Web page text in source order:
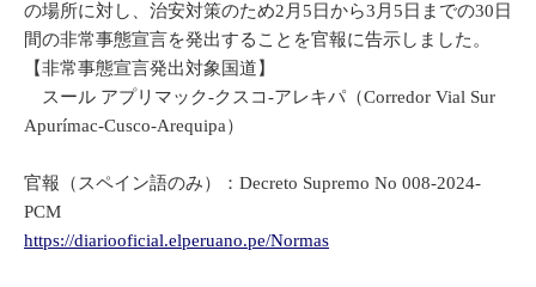
の場所に対し、治安対策のため2月5日から3月5日までの30日
間の非常事態宣言を発出することを官報に告示しました。
【非常事態宣言発出対象国道】
スール アプリマック-クスコ-アレキパ（Corredor Vial Sur
Apurímac-Cusco-Arequipa）
官報（スペイン語のみ）：Decreto Supremo No 008-2024-
PCM
https://diariooficial.elperuano.pe/Normas